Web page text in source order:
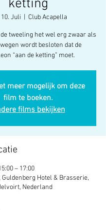
ketting
10. Juli Club Acapella
tweeling het wel erg zwaar als
wordt besloten dat de
“aan de ketting” moet.
meer mogelijk om deze
film te boeken.
films bekijken
– 17:00
Guldenberg Hotel & Brasserie,
Nederland